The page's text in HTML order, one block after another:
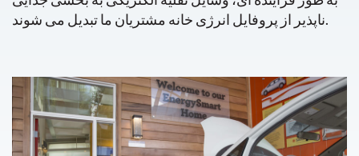
ناپذیر از پروفایل انرژی خانه مشتریان ما تبدیل می شوند.